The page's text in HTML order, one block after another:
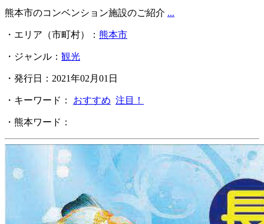
熊本市のコンベンション施設のご紹介 ...
・エリア（市町村）： 熊本市
・ジャンル： 観光
・発行日：2021年02月01日
・キーワード： おすすめ 注目！
・熊本ワード：